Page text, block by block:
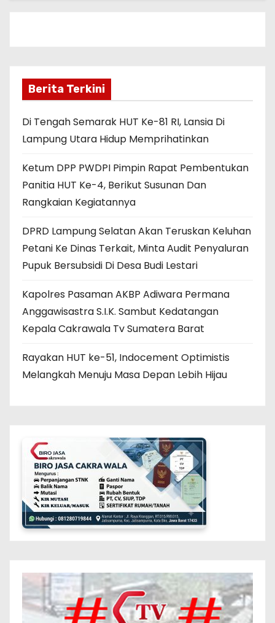
Berita Terkini
Di Tengah Semarak HUT Ke-81 RI, Lansia Di
Lampung Utara Hidup Memprihatinkan
Ketum DPP PWDPI Pimpin Rapat Pembentukan
Panitia HUT Ke-4, Berikut Susunan Dan
Rangkaian Kegiatannya
DPRD Lampung Selatan Akan Teruskan Keluhan
Petani Ke Dinas Terkait, Minta Audit Penyaluran
Pupuk Bersubsidi Di Desa Budi Lestari
Kapolres Pasaman AKBP Adiwara Permana
Anggawisastra S.I.K. Sambut Kedatangan
Kepala Cakrawala Tv Sumatera Barat
Rayakan HUT ke-51, Indocement Optimistis
Melangkah Menuju Masa Depan Lebih Hijau